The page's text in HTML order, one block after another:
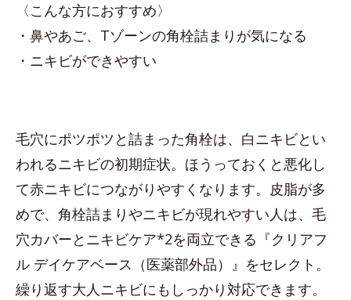
〈こんな方におすすめ〉
・鼻やあご、Tゾーンの角栓詰まりが気になる
・ニキビができやすい
毛穴にポツポツと詰まった角栓は、白ニキビとい
われるニキビの初期症状。ほうっておくと悪化し
て赤ニキビにつながりやすくなります。皮脂が多
めで、角栓詰まりやニキビが現れやすい人は、毛
穴カバーとニキビケア*2を両立できる『クリアフ
ル デイケアベース（医薬部外品）』をセレクト。
繰り返す大人ニキビにもしっかり対応できます。